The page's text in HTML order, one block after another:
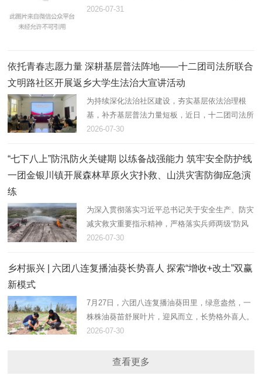
联组织召开业务培训暨重点工作推进会，精准部署
2026-07-31
依托青春志愿力量 深耕基层普法阵地——十二团司法所联合
文明路社区开展返乡大学生法治大宣讲活动
为持续深化法治社区建设，夯实基层依法治理根
基，补齐基层普法力量短板，近日，十二团司法所
联合文明路社区，组织返乡大学生志愿者开展法治
2026-07-30
“七下八上”防汛防火关键期 以练备战强能力 筑牢安全防护线
一团金银川镇开展森林草原火灾扑救、山洪灾害防御应急演
练
为深入贯彻落实习近平总书记关于安全生产、防灾
减灾救灾重要指示精神，严格落实兵师两级“防风
险、保安全、护稳定”工作部署，立足“七下八上”防
堤，一团金银川镇组织…
2026-07-30
乡村振兴 | 六团八连复播油葵长势喜人 探索“增收+改土”双赢
新模式
7月27日，六团八连复播油葵田里，绿意盎然，一
株株油葵苗舒展叶片，迎风而立，长势格外喜人。
八连连长田翠彩正俯身田间，仔细查看植株密度与
2026-07-30
查看更多